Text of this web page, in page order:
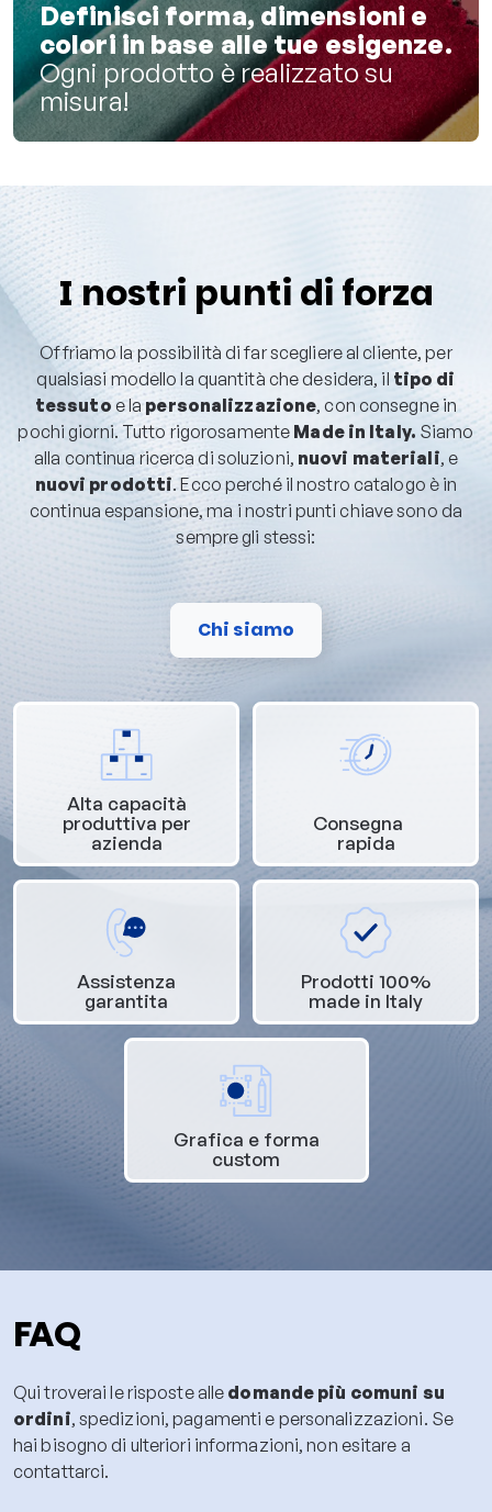
Definisci forma, dimensioni e
colori in base alle tue esigenze.
Ogni prodotto è realizzato su
misura!
I nostri punti di forza
Offriamo la possibilità di far scegliere al cliente, per
qualsiasi modello la quantità che desidera, iltipo di
tessuto e lapersonalizzazione, con consegne in
pochi giorni. Tutto rigorosamente Made in Italy. Siamo
alla continua ricerca di soluzioni, nuovi materiali, e
nuovi prodotti. Ecco perché il nostro catalogo è in
continua espansione, ma i nostri punti chiave sono da
sempre gli stessi:
Chi siamo
Alta capacità
produttiva per
azienda
Consegna
rapida
Assistenza
garantita
Prodotti 100%
made in Italy
Grafica e forma
custom
FAQ
Qui troverai le risposte alle domande più comuni su
ordini, spedizioni, pagamenti e personalizzazioni. Se
hai bisogno di ulteriori informazioni, non esitare a
contattarci.